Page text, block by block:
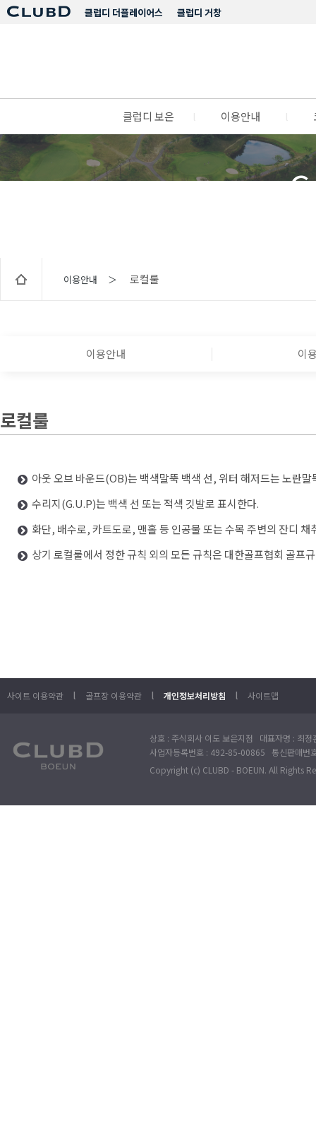
클럽디 거창
클럽디 더플레이어스
클럽디 보은 이용안내
이용안내 ＞ 로컬룰
이용안내 이
로컬룰
아웃 오브 바운드(OB)는 백색말뚝 백색 선, 위터 해저드는 노란
수리지(G.U.P)는 백색 선 또는 적색 깃발로 표시한다.
화단, 배수로, 카트도로, 맨홀 등 인공물 또는 수목 주변의 잔디 채
상기 로컬룰에서 정한 규칙 외의 모든 규칙은 대한골프협회 골프
사이트 이용약관 l 골프장 이용약관 l 개인정보처리방침 l 사이트맵
상호 : 주식회사 이도 보은지점 대표자명 : 최
사업자등록번호 : 492-85-00865 통신판매
Copyright (c) CLUBD - BOEUN. All Rights